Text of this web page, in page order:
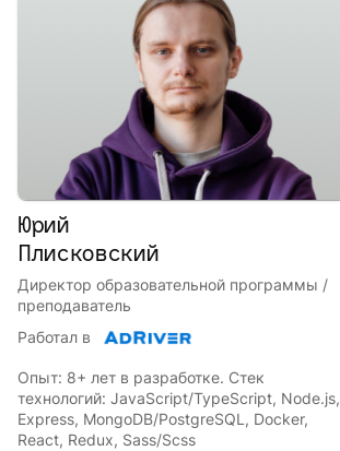
Юрий
Плисковский
Директор образовательной программы /
преподаватель
Работал в
Опыт: 8+ лет в разработке. Стек
технологий: JavaScript/TypeScript, Node.js,
Express, MongoDB/PostgreSQL, Docker,
React, Redux, Sass/Scss